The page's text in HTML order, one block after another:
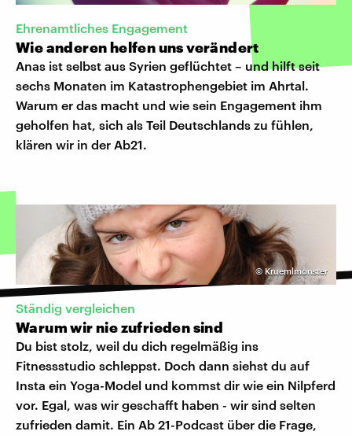
Ehrenamtliches Engagement
Wie anderen helfen uns verändert
Anas ist selbst aus Syrien geflüchtet – und hilft seit
sechs Monaten im Katastrophengebiet im Ahrtal.
Warum er das macht und wie sein Engagement ihm
geholfen hat, sich als Teil Deutschlands zu fühlen,
klären wir in der Ab21.
© Kruemlmonster
Ständig vergleichen
Warum wir nie zufrieden sind
Du bist stolz, weil du dich regelmäßig ins
Fitnessstudio schleppst. Doch dann siehst du auf
Insta ein Yoga-Model und kommst dir wie ein Nilpferd
vor. Egal, was wir geschafft haben - wir sind selten
zufrieden damit. Ein Ab 21-Podcast über die Frage,